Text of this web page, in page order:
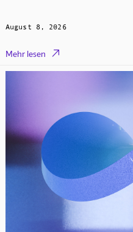
August 8, 2026
Mehr lesen 